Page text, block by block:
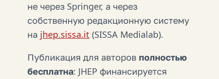
не через Springer, а через
собственную редакционную систему
на jhep.sissa.it (SISSA Medialab).
Публикация для авторов полностью
бесплатна: JHEP финансируется